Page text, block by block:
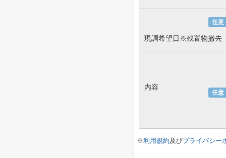
任意
現調希望日※残置物撤去
任意
内容
※利用規約及びプライバシー